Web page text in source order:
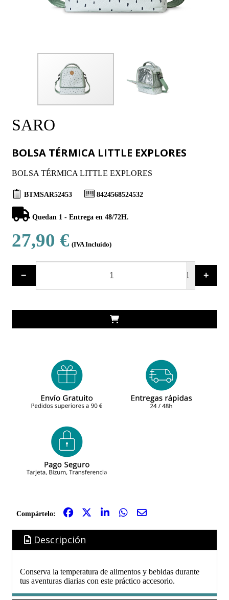
SARO
BOLSA TÉRMICA LITTLE EXPLORES
BOLSA TÉRMICA LITTLE EXPLORES
BTMSAR52453 8424568524532
Quedan 1 - Entrega en 48/72H.
27,90 € (IVA Incluido)
− ud +
Compártelo:
Descripción
Conserva la temperatura de alimentos y bebidas durante
tus aventuras diarias con este práctico accesorio.